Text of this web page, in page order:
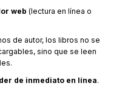
web (lectura en línea o
de autor, los libros no se
sino que se leen
de inmediato en línea.